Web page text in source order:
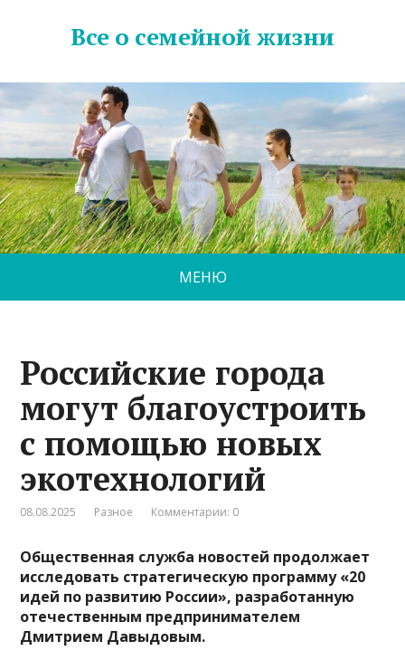
Все о семейной жизни
МЕНЮ
Российские города
могут благоустроить
с помощью новых
экотехнологий
08.08.2025 Разное Комментарии: 0
Общественная служба новостей продолжает
исследовать стратегическую программу «20
идей по развитию России», разработанную
отечественным предпринимателем
Дмитрием Давыдовым.